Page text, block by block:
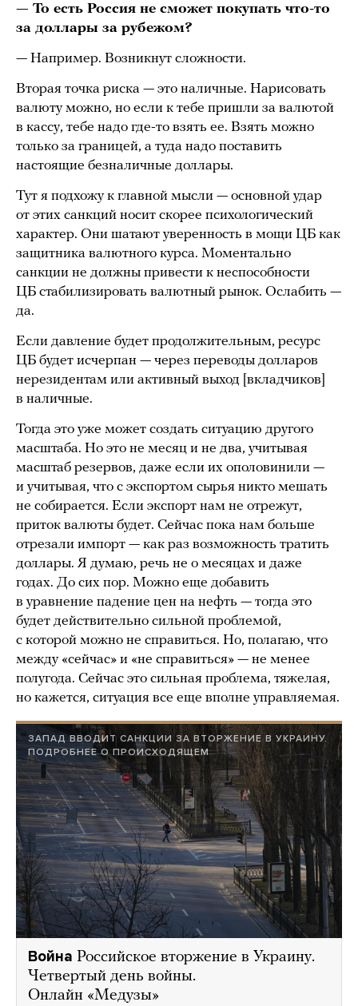
— То есть Россия не сможет покупать что-то
за доллары за рубежом?
— Например. Возникнут сложности.
Вторая точка риска — это наличные. Нарисовать
валюту можно, но если к тебе пришли за валютой
в кассу, тебе надо где-то взять ее. Взять можно
только за границей, а туда надо поставить
настоящие безналичные доллары.
Тут я подхожу к главной мысли — основной удар
от этих санкций носит скорее психологический
характер. Они шатают уверенность в мощи ЦБ как
защитника валютного курса. Моментально
санкции не должны привести к неспособности
ЦБ стабилизировать валютный рынок. Ослабить —
да.
Если давление будет продолжительным, ресурс
ЦБ будет исчерпан — через переводы долларов
нерезидентам или активный выход [вкладчиков]
в наличные.
Тогда это уже может создать ситуацию другого
масштаба. Но это не месяц и не два, учитывая
масштаб резервов, даже если их ополовинили —
и учитывая, что с экспортом сырья никто мешать
не собирается. Если экспорт нам не отрежут,
приток валюты будет. Сейчас пока нам больше
отрезали импорт — как раз возможность тратить
доллары. Я думаю, речь не о месяцах и даже
годах. До сих пор. Можно еще добавить
в уравнение падение цен на нефть — тогда это
будет действительно сильной проблемой,
с которой можно не справиться. Но, полагаю, что
между «сейчас» и «не справиться» — не менее
полугода. Сейчас это сильная проблема, тяжелая,
но кажется, ситуация все еще вполне управляемая.
ЗАПАД ВВОДИТ САНКЦИИ ЗА ВТОРЖЕНИЕ В УКРАИНУ.
ПОДРОБНЕЕ О ПРОИСХОДЯЩЕМ
Война Российское вторжение в Украину.
Четвертый день войны.
Онлайн «Медузы»